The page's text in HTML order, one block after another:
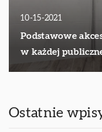
10-15-2021
Podstawowe
w każdej
Ostatnie